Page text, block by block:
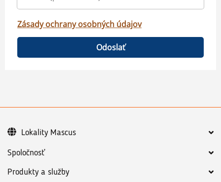
Zásady ochrany osobných údajov
Odoslať
Spoločnosť
Produkty a služby
Lokality Mascus